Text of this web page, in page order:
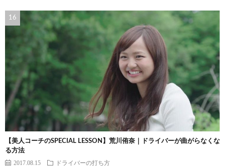
【美人コーチのSPECIAL LESSON】荒川侑奈｜ドライバーが曲がらなくな
る方法
2017.08.15 ドライバーの打ち方